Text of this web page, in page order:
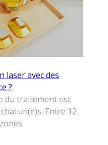
laser avec des
?
du traitement est
Entre 12